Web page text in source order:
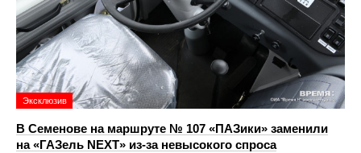
Эксклюзив
В Семенове на маршруте № 107 «ПАЗики» заменили
на «ГАЗель NEXT» из‑за невысокого спроса